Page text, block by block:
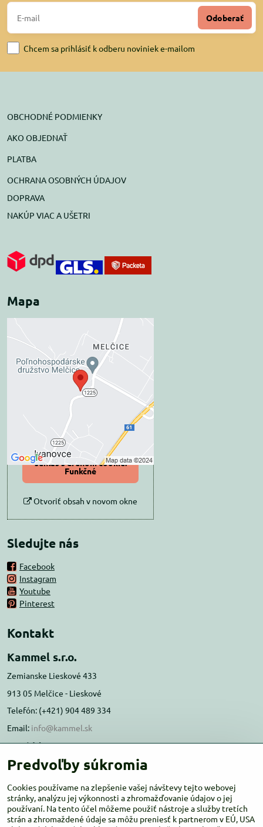
Odoberať
Chcem sa prihlásiť k odberu noviniek e-mailom
OBCHODNÉ PODMIENKY
AKO OBJEDNAŤ
PLATBA
OCHRANA OSOBNÝCH ÚDAJOV
DOPRAVA
NAKÚP VIAC A UŠETRI
Mapa
Externý obsah je
blokovaný Voľbami
súkromia
Prajete si načítať externý obsah?
Povoliť tentokrát
Povoliť a zapamätať -
súhlas s druhom cookie:
Funkčné
Otvoriť obsah v novom okne
Sledujte nás
Facebook
Instagram
Youtube
Pinterest
Kontakt
Kammel s.r.o.
Zemianske Lieskové 433
913 05 Melčice - Lieskové
Telefón: (+421) 904 489 334
Email: info@kammel.sk
Prevádzka:
Administratívna budova PD Melčice
Otváracie hodiny:PO-ŠT 8:00 - 16:00
PIA-NE Zatvorené
Predvoľby súkromia
Cookies používame na zlepšenie vašej návštevy tejto webovej
stránky, analýzu jej výkonnosti a zhromažďovanie údajov o jej
používaní. Na tento účel môžeme použiť nástroje a služby tretích
strán a zhromaždené údaje sa môžu preniesť k partnerom v EÚ, USA